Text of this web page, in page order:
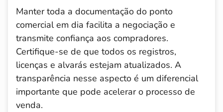
Manter toda a documentação do ponto
comercial em dia facilita a negociação e
transmite confiança aos compradores.
Certifique-se de que todos os registros,
licenças e alvarás estejam atualizados. A
transparência nesse aspecto é um diferencial
importante que pode acelerar o processo de
venda.